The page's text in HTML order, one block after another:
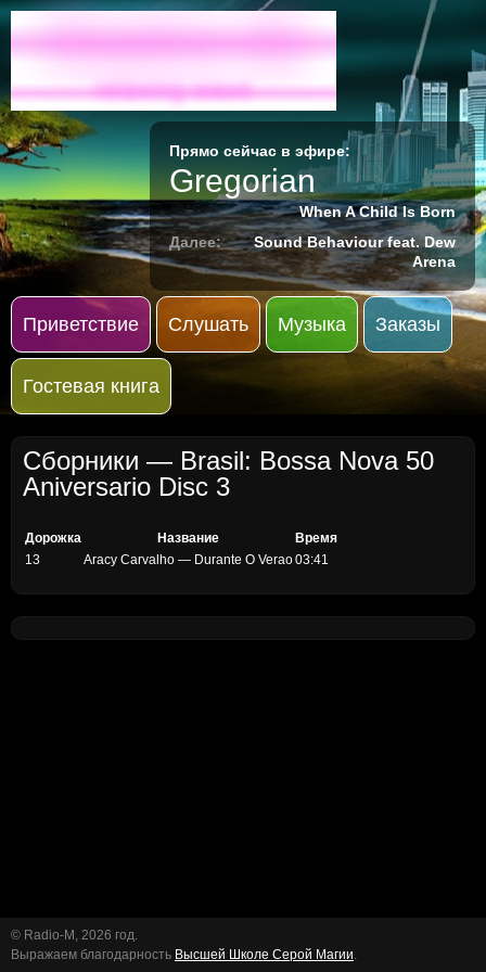
Radio-M
relaxing wave
Прямо сейчас в эфире:
Gregorian
When A Child Is Born
Далее:
Sound Behaviour feat. Dew
Arena
Приветствие Слушать Музыка Заказы
Гостевая книга
Сборники — Brasil: Bossa Nova 50
Aniversario Disc 3
Дорожка Название
Время
13
Aracy Carvalho — Durante O Verao03:41
© Radio-M, 2026 год.
Выражаем благодарность Высшей Школе Серой Магии.